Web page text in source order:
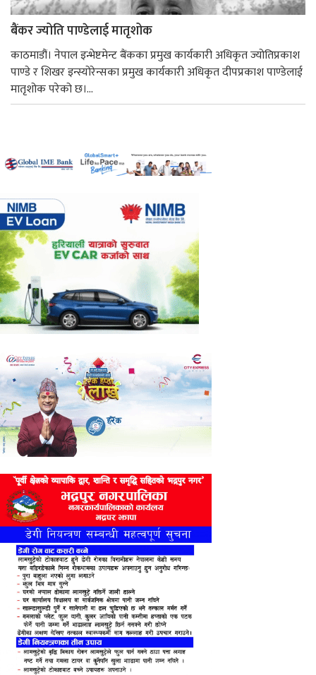
बैंकर ज्योति पाण्डेलाई मातृशोक
काठमाडौं। नेपाल इन्भेष्टमेन्ट बैंकका प्रमुख कार्यकारी अधिकृत ज्योतिप्रकाश
पाण्डे र शिखर इन्स्योरेन्सका प्रमुख कार्यकारी अधिकृत दीपप्रकाश पाण्डेलाई
मातृशोक परेको छ।...